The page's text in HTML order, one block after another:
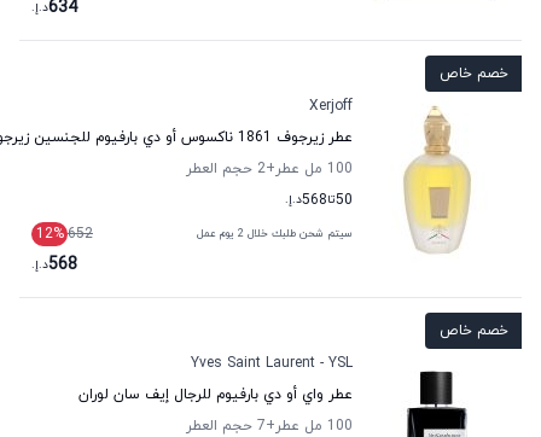
634د.إ.
خصم خاص
Xerjoff
عطر زيرجوف 1861 ناكسوس أو دي بارفيوم للجنسين زيرجوف
100 مل عطر
+2
حجم العطر
50تا568د.إ.
سيتم شحن طلبك خلال 2 يوم عمل 652
12%
568د.إ.
خصم خاص
Yves Saint Laurent - YSL
عطر واي أو دي بارفيوم للرجال إيف سان لوران
100 مل عطر
+7
حجم العطر